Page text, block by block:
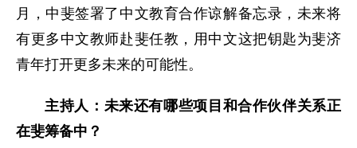
月，中斐签署了中文教育合作谅解备忘录，未来将
有更多中文教师赴斐任教，用中文这把钥匙为斐济
青年打开更多未来的可能性。
主持人：未来还有哪些项目和合作伙伴关系正
在斐筹备中？